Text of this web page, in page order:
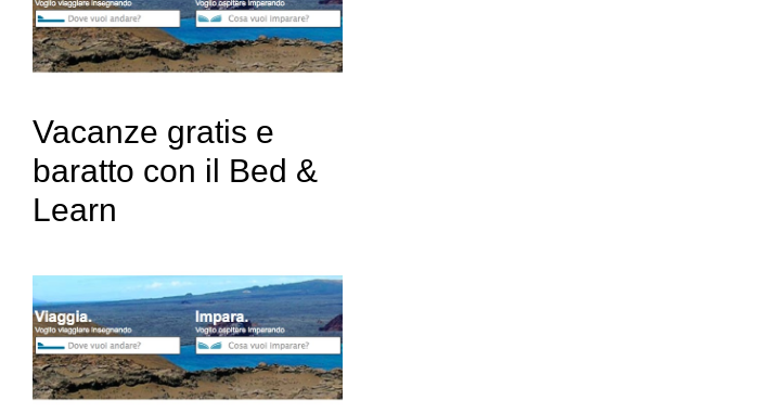
Vacanze gratis e
baratto con il Bed &
Learn